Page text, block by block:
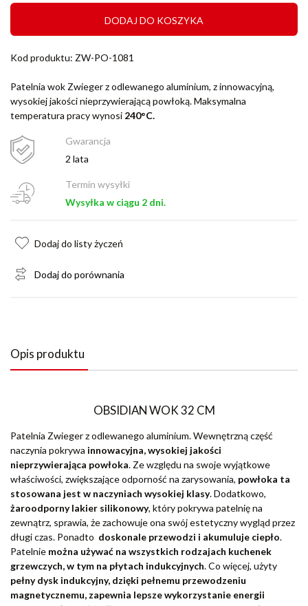
DODAJ DO KOSZYKA
Kod produktu: ZW-PO-1081
Patelnia wok Zwieger z odlewanego aluminium, z innowacyjną,
wysokiej jakości nieprzywierającą powłoką. Maksymalna
temperatura pracy wynosi 240°C.
Gwarancja
2 lata
Termin wysyłki
Wysyłka w ciągu 2 dni.
Dodaj do listy życzeń
Dodaj do porównania
Opis produktu
OBSIDIAN WOK 32 CM
Patelnia Zwieger z odlewanego aluminium. Wewnętrzną część
naczynia pokrywa innowacyjna, wysokiej jakości
nieprzywierająca powłoka. Ze względu na swoje wyjątkowe
właściwości, zwiększające odporność na zarysowania, powłoka ta
stosowana jest w naczyniach wysokiej klasy. Dodatkowo,
żaroodporny lakier silikonowy, który pokrywa patelnię na
zewnątrz, sprawia, że zachowuje ona swój estetyczny wygląd przez
długi czas. Ponadto doskonale przewodzi i akumuluje ciepło.
Patelnie można używać na wszystkich rodzajach kuchenek
grzewczych, w tym na płytach indukcyjnych. Co więcej, użyty
pełny dysk indukcyjny, dzięki pełnemu przewodzeniu
magnetycznemu, zapewnia lepsze wykorzystanie energii